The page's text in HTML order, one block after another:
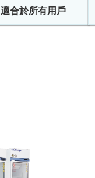
適合於所有用戶